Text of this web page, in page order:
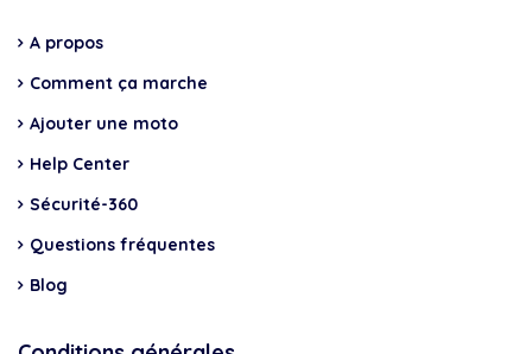
A propos
Comment ça marche
Ajouter une moto
Help Center
Sécurité-360
Questions fréquentes
Blog